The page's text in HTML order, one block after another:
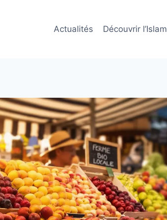
Actualités Découvrir l’Islam